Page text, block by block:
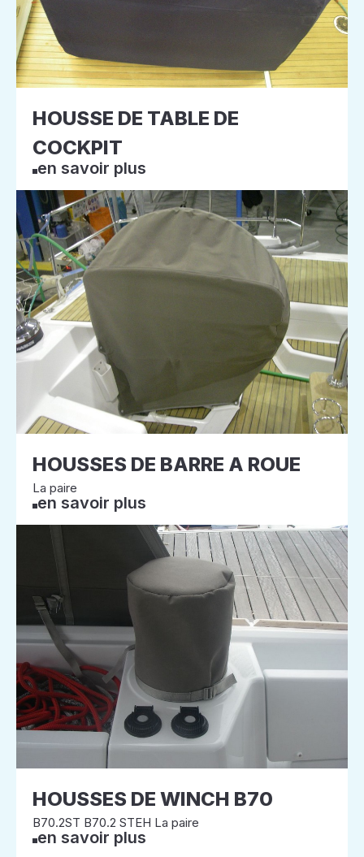
HOUSSE DE TABLE DE
COCKPIT
en savoir plus
HOUSSES DE BARRE A ROUE
La paire
en savoir plus
HOUSSES DE WINCH B70
B70.2ST B70.2 STEH La paire
en savoir plus